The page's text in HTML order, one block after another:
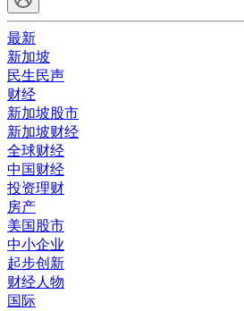
最新
新加坡
民生民声
财经
新加坡股市
新加坡财经
全球财经
中国财经
投资理财
房产
美国股市
中小企业
起步创新
财经人物
国际